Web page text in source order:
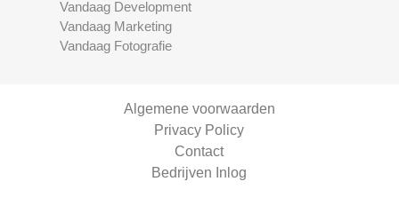
Vandaag Development
Vandaag Marketing
Vandaag Fotografie
Algemene voorwaarden
Privacy Policy
Contact
Bedrijven Inlog